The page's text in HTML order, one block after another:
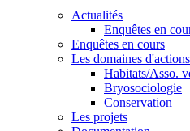
Actualités
Enquêtes en
Enquêtes en cours
Les domaines d'actions
Habitats/Asso.
Bryosociologie
Conservation
Les projets